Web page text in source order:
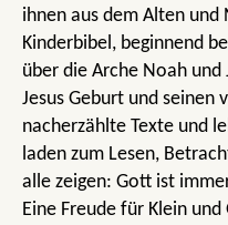
ihnen aus dem Alten
Kinderbibel, beginnend
über die Arche Noah und
Jesus Geburt und seinen
nacherzählte Texte und
laden zum Lesen,
alle zeigen: Gott ist
Eine Freude für Klein